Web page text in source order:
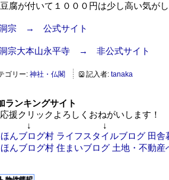
腐が付いて１０００円は少し高い気が
宗 → 公式サイト
宗大本山永平寺 → 非公式サイト
ゴリー: 神社・仏閣 記入者: tanaka
ランキングサイト
クリックよろしくおねがいします！
↓